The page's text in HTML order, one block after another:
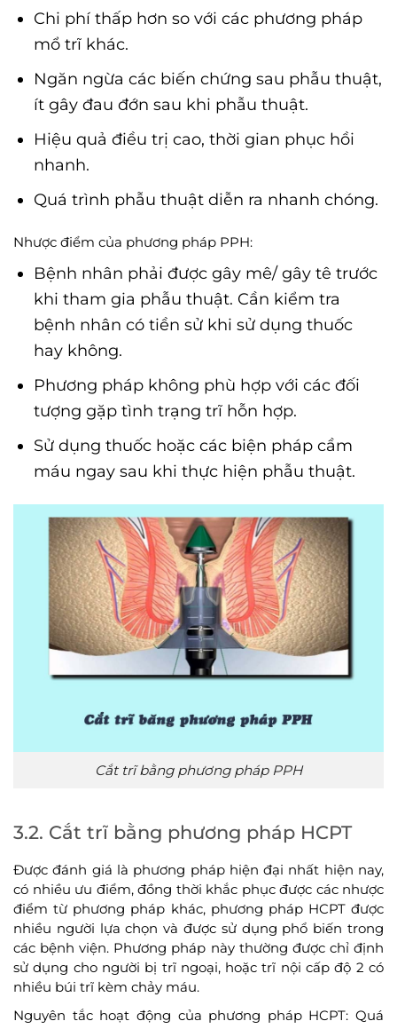
Chi phí thấp hơn so với các phương pháp
mổ trĩ khác.
Ngăn ngừa các biến chứng sau phẫu thuật,
ít gây đau đớn sau khi phẫu thuật.
Hiệu quả điều trị cao, thời gian phục hồi
nhanh.
Quá trình phẫu thuật diễn ra nhanh chóng.
Nhược điểm của phương pháp PPH:
Bệnh nhân phải được gây mê/ gây tê trước
khi tham gia phẫu thuật. Cần kiểm tra
bệnh nhân có tiền sử khi sử dụng thuốc
hay không.
Phương pháp không phù hợp với các đối
tượng gặp tình trạng trĩ hỗn hợp.
Sử dụng thuốc hoặc các biện pháp cầm
máu ngay sau khi thực hiện phẫu thuật.
Cắt trĩ bằng phương pháp PPH
3.2. Cắt trĩ bằng phương pháp HCPT
Được đánh giá là phương pháp hiện đại nhất hiện nay,
có nhiều ưu điểm, đồng thời khắc phục được các nhược
điểm từ phương pháp khác, phương pháp HCPT được
nhiều người lựa chọn và được sử dụng phổ biến trong
các bệnh viện. Phương pháp này thường được chỉ định
sử dụng cho người bị trĩ ngoại, hoặc trĩ nội cấp độ 2 có
nhiều búi trĩ kèm chảy máu.
Nguyên tắc hoạt động của phương pháp HCPT: Quá